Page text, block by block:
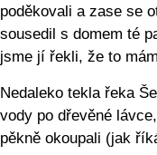
poděkovali a zase se
sousedil s domem té
jsme jí řekli, že to
Nedaleko tekla řeka
vody po dřevěné
pěkně okoupali (jak